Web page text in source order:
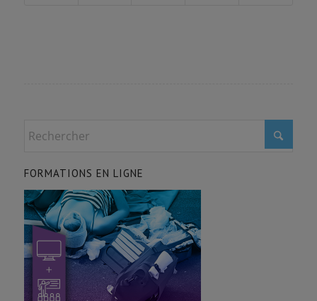
FORMATIONS EN LIGNE